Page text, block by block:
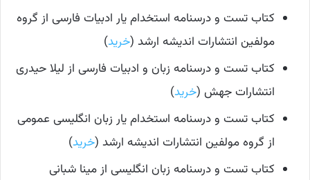
کتاب تست و درسنامه استخدام یار ادبیات فارسی از گروه
مولفین انتشارات اندیشه ارشد (خرید)
کتاب تست و درسنامه زبان و ادبیات فارسی از لیلا حیدری
انتشارات جهش (خرید)
کتاب تست و درسنامه استخدام یار زبان انگلیسی عمومی
از گروه مولفین انتشارات اندیشه ارشد (خرید)
کتاب تست و درسنامه زبان انگلیسی از مینا شبانی